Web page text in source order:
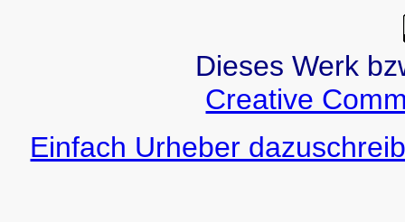
Dieses Werk
Creative
Einfach Urheber